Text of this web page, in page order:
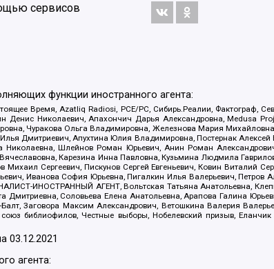
сервисов
функции иностранного агента:
Время, Azatliq Radiosi, PCE/PC, Сибирь.Реалии, Фактограф,
Денис Николаевич, Апахончич Дарья Александровна, Medusa
Чуракова Ольга Владимировна, Железнова Мария
Дмитриевич, Апухтина Юлия Владимировна, Постернак
Шлейнов Роман Юрьевич, Анин Роман
Карезина Инна Павловна, Кузьмина Людмила
Сергеевич, Пискунов Сергей Евгеньевич, Ковин Виталий
Иванова София Юрьевна, Пигалкин Илья Валерьевич, Петров
ИНОСТРАННЫЙ АГЕНТ, Вольтская Татьяна Анатольевна,
Дмитриевна, Соловьева Елена Анатольевна, Арапова Галина
Заговора Максим Александрович, Ветошкина Валерия
библиофилов, Честные выборы, Нобелевский призыв,
03.12.2021
агента: